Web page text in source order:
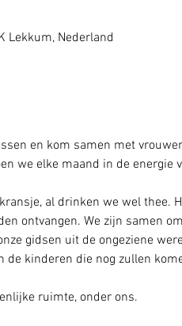
Lekkum, Nederland
en kom samen met
we elke maand in de energie
al drinken we wel thee.
ontvangen. We zijn samen
gidsen uit de ongeziene
de kinderen die nog zullen
ruimte, onder ons.